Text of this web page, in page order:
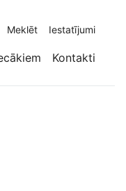
Meklēt Iestatījumi
Kontakti